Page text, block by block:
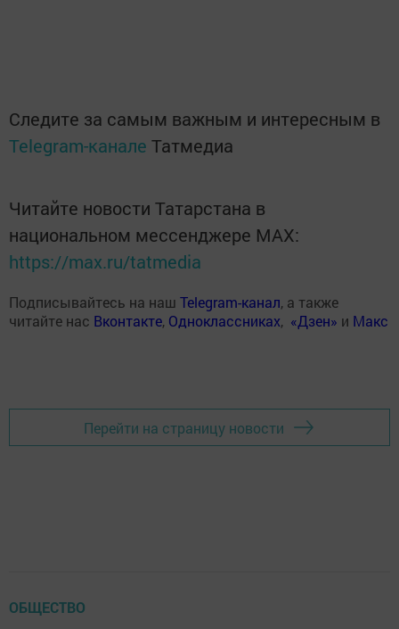
Следите за самым важным и интересным в
Telegram-канале Татмедиа
Читайте новости Татарстана в
национальном мессенджере MАХ:
https://max.ru/tatmedia
Подписывайтесь на наш Telegram-канал, а также
читайте нас Вконтакте, Одноклассниках, «Дзен» и Макс
Перейти на страницу новости
ОБЩЕСТВО